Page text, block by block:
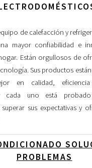
de calefacción y
mayor confiabilidad e
Están orgullosos de
Sus productos
en calidad,
cada uno está
sus expectativas y
PROBLEMAS